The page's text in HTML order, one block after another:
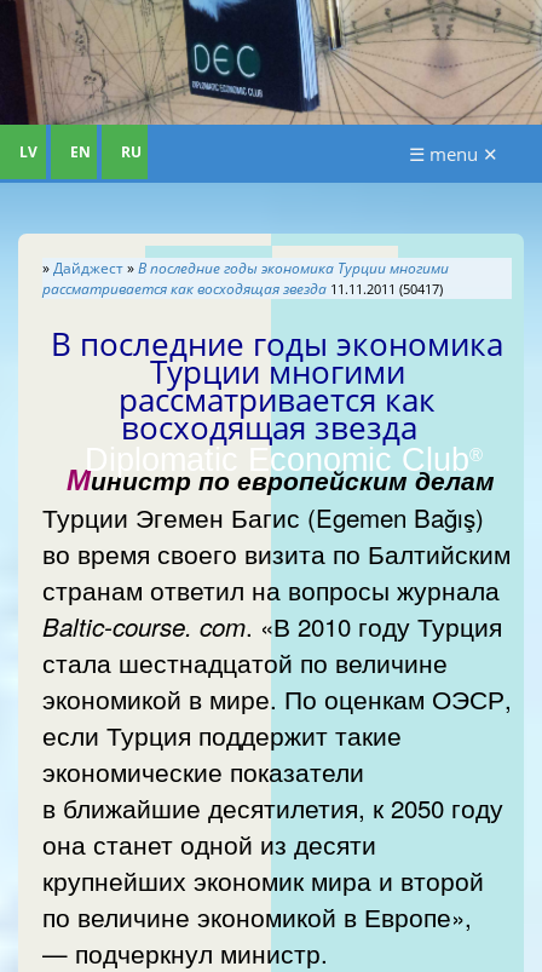
Diplomatic Economic Club®
LV EN RU ☰ menu ✕
»Дайджест»В последние годы экономика Турции многими
рассматривается как восходящая звезда 11.11.2011 (50417)
В последние годы экономика
Турции многими
рассматривается как
восходящая звезда
Министр по европейским делам
Турции Эгемен Багис (Egemen Bağış)
во время своего визита по Балтийским
странам ответил на вопросы журнала
Baltic-course. com. «В 2010 году Турция
стала шестнадцатой по величине
экономикой в мире. По оценкам ОЭСР,
если Турция поддержит такие
экономические показатели
в ближайшие десятилетия, к 2050 году
она станет одной из десяти
крупнейших экономик мира и второй
по величине экономикой в Европе»,
— подчеркнул министр.